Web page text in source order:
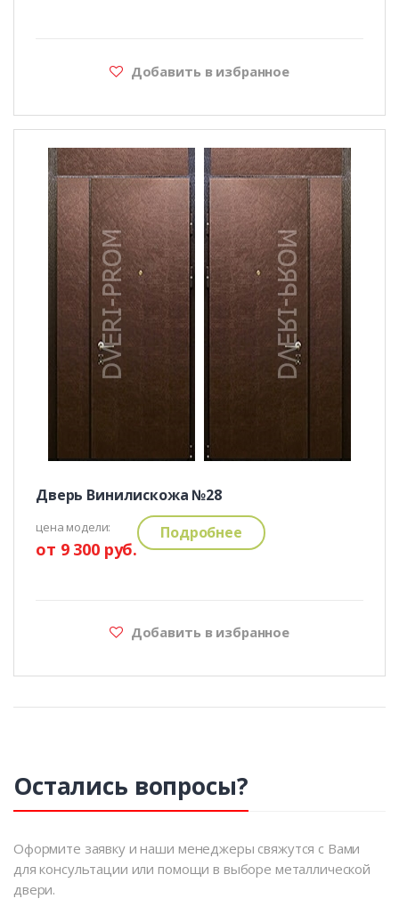
Добавить в избранное
Дверь Винилискожа №28
цена модели:
от 9 300 руб.
Подробнее
Добавить в избранное
Остались вопросы?
Оформите заявку и наши менеджеры свяжутся с Вами
для консультации или помощи в выборе металлической
двери.